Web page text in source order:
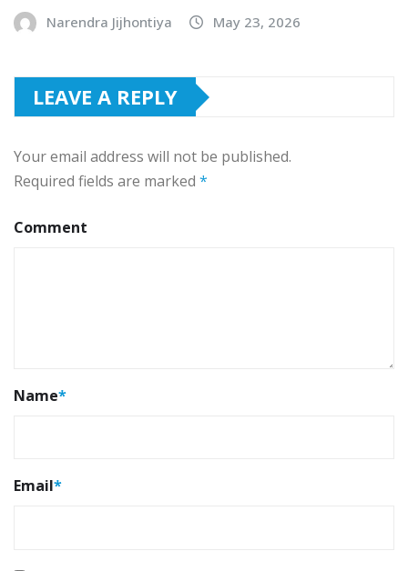
Narendra Jijhontiya May 23, 2026
LEAVE A REPLY
Your email address will not be published.
Required fields are marked *
Comment
Name*
Email*